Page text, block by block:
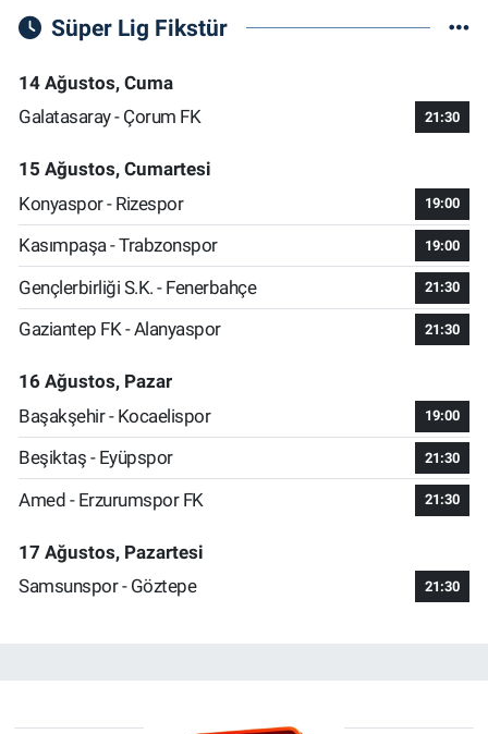
Süper Lig Fikstür
14 Ağustos, Cuma
Galatasaray - Çorum FK
21:30
15 Ağustos, Cumartesi
Konyaspor - Rizespor
19:00
Kasımpaşa - Trabzonspor 19:00
Gençlerbirliği S.K. - Fenerbahçe 21:30
Gaziantep FK - Alanyaspor 21:30
16 Ağustos, Pazar
Başakşehir - Kocaelispor
19:00
Beşiktaş - Eyüpspor 21:30
Amed - Erzurumspor FK 21:30
17 Ağustos, Pazartesi
Samsunspor - Göztepe
21:30